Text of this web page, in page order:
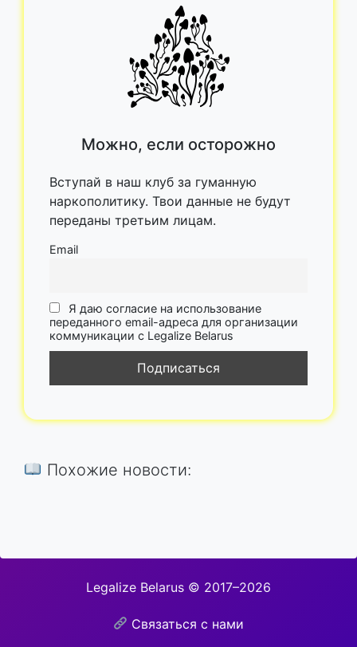
Можно, если осторожно
Вступай в наш клуб за гуманную
наркополитику. Твои данные не будут
переданы третьим лицам.
Email
Я даю согласие на использование
переданного email-адреса для организации
коммуникации с Legalize Belarus
Похожие новости:
Legalize Belarus © 2017–2026
Связаться с нами